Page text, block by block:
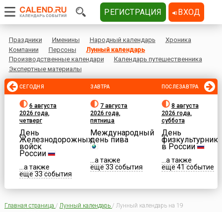
Праздники Именины Народный календарь
Хроника
Компании
Персоны
Лунный календарь
Производственные календари
Календарь путешественника
Экспертные материалы
СЕГОДНЯ
6 августа
2026 года,
четверг
День
Железнодорожных
войск
России
...а также
еще 33 события
ЗАВТРА
7 августа
2026 года,
пятница
Международный
день пива
...а также
еще 33 события
ПОСЛЕЗАВТРА
8 августа
2026 года,
суббота
День
физкультурника
в России
...а также
еще 41 событие
Главная страница / Лунный календарь / Лунный календарь на 19
РЕГИСТРАЦИЯ ВХОД